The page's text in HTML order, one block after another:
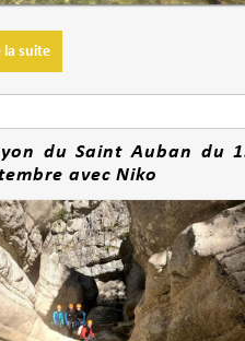
la suite
du Saint Auban du
avec Niko